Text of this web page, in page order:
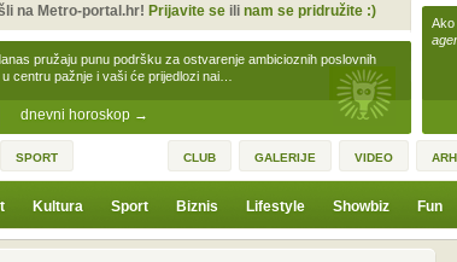
dnevni horoskop →
pružaju punu podršku za ostvarenje ambicioznih poslovnih
centru pažnje i vaši će prijedlozi nai…
na Metro-portal.hr! Prijavite seili nam se pridružite :)
Ako
SPORT CLUB GALERIJE VIDEO
Kultura Sport Biznis Lifestyle Showbiz Fun